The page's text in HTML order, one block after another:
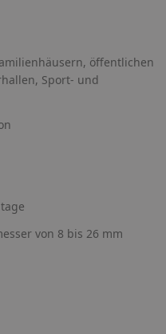
öffentlichen
Sport- und
von 8 bis 26 mm